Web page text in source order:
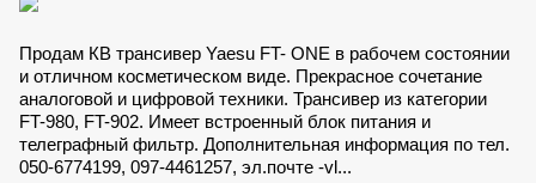
Продам КВ трансивер Yaesu FT- ONE в рабочем состоянии
и отличном косметическом виде. Прекрасное сочетание
аналоговой и цифровой техники. Трансивер из категории
FT-980, FT-902. Имеет встроенный блок питания и
телеграфный фильтр. Дополнительная информация по тел.
050-6774199, 097-4461257, эл.почте -vl...